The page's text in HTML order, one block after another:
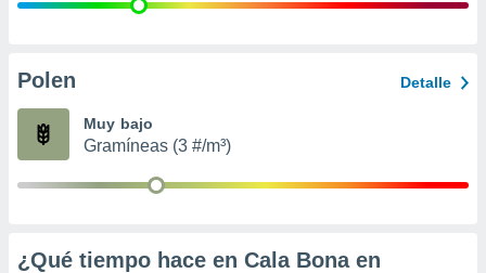
publicidad
de
Polen Detalle
Muy bajo
Gramíneas (3 #/m³)
¿Qué tiempo hace en Cala Bona en